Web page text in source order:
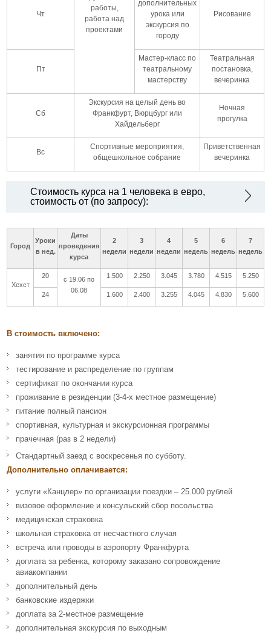
работы,
работа над
проектами
Чт
дополнительных
урока или
экскурсия по
городу
Рисование
Пт
Мастер-класс по
театральному
мастерству
Театральная
постановка,
вечеринка
Сб
Экскурсия на целый день во
Франкфурт, Вюрцбург или
Хайдельберг
Ночная
прогулка
Вс
Спортивные мероприятия,
общешкольное собрание
Приветственная
вечеринка
Стоимость курса на 1 человека в евро,
стоимость от (по запросу):
Город
Уроки
в нед.
Даты
проведения
курса
2
недели
3
недели
4
недели
5
недель
6
недель
7
недель
Хехст
20
с 19.06 по
06.08
1.500 2.250 3.045 3.780 4.515 5.250
24 1.600 2.400 3.255 4.045 4.830 5.600
В стоимость включено:
занятия по программе курса
тестирование и распределение по группам
сертификат по окончании курса
проживание в резиденции (3-4-х местное размещение)
питание полный пансион
спортивная, культурная и экскурсионная программы
прачечная (раз в 2 недели)
Стандартный заезд с воскресенья по субботу.
Дополнительно оплачивается:
услуги «Канцлер» по организации поездки – 25.000 рублей
визовое оформление и консульский сбор посольства
медицинская страховка
школьная страховка от несчастного случая
встреча или проводы в аэропорту Франкфурта
доплата за ребенка, которому заказано сопровождение
авиакомпании
дополнительный день
банковские издержки
доплата за 2-местное размещение
дополнительная экскурсия по выходным